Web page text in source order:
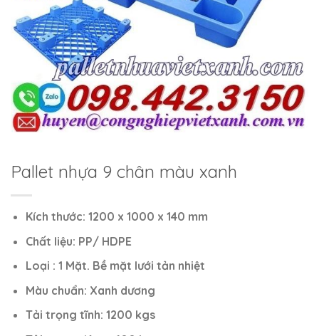
Pallet nhựa 9 chân màu xanh
Kích thước: 1200 x 1000 x 140 mm
Chất liệu: PP/ HDPE
Loại : 1 Mặt. Bề mặt lưới tản nhiệt
Màu chuẩn: Xanh dương
Tải trọng tĩnh: 1200 kgs